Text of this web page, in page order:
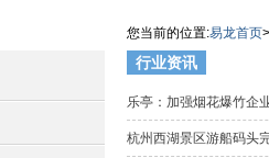
您当前的位置:易龙首页
行业资讯
乐亭：加强烟花爆竹企
杭州西湖景区游船码头